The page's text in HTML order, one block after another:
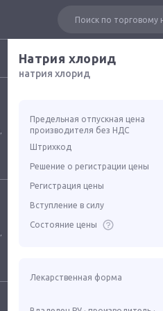
Натрия хлорид
натрия хлорид
Предельная отпускная цена
производителя без НДС
Штрихкод
Решение о регистрации цены
Регистрация цены
Вступление в силу
Состояние цены
Лекарственная форма